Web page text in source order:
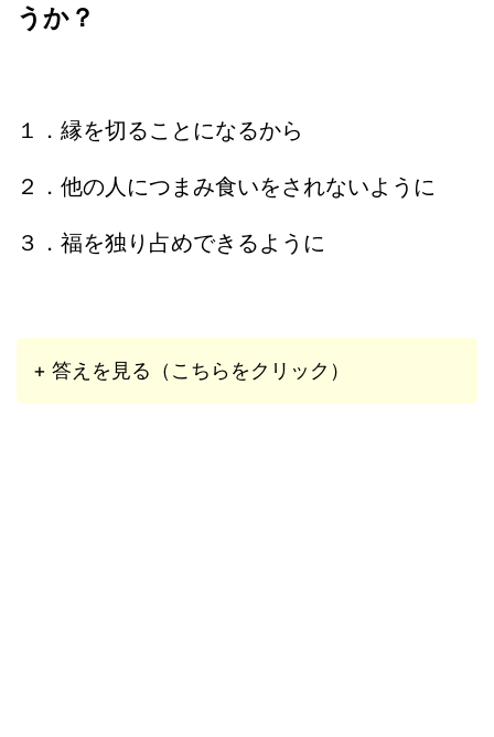
うか？
１．縁を切ることになるから
２．他の人につまみ食いをされないように
３．福を独り占めできるように
+ 答えを見る（こちらをクリック）